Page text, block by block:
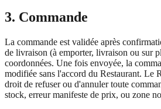
3. Commande
La commande est validée après
de livraison (à emporter, livraison ou sur
coordonnées. Une fois envoyée, la
modifiée sans l'accord du Restaurant. Le
droit de refuser ou d'annuler toute
stock, erreur manifeste de prix, ou zone